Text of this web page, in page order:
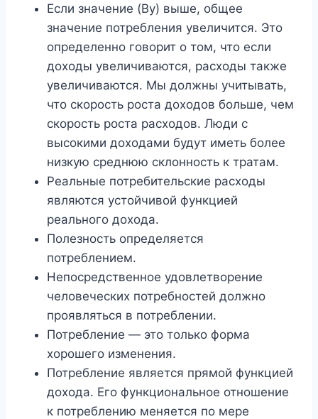
Если значение (By) выше, общее
значение потребления увеличится. Это
определенно говорит о том, что если
доходы увеличиваются, расходы также
увеличиваются. Мы должны учитывать,
что скорость роста доходов больше, чем
скорость роста расходов. Люди с
высокими доходами будут иметь более
низкую среднюю склонность к тратам.
Реальные потребительские расходы
являются устойчивой функцией
реального дохода.
Полезность определяется
потреблением.
Непосредственное удовлетворение
человеческих потребностей должно
проявляться в потреблении.
Потребление — это только форма
хорошего изменения.
Потребление является прямой функцией
дохода. Его функциональное отношение
к потреблению меняется по мере